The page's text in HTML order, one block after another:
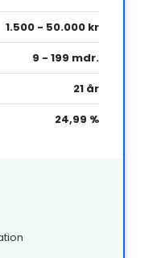
1.500 - 50.000 kr
9 - 199 mdr.
21 år
24,99 %